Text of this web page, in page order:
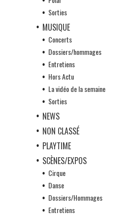
Sorties
MUSIQUE
Concerts
Dossiers/hommages
Entretiens
Hors Actu
La vidéo de la semaine
Sorties
NEWS
NON CLASSÉ
PLAYTIME
SCÈNES/EXPOS
Cirque
Danse
Dossiers/Hommages
Entretiens